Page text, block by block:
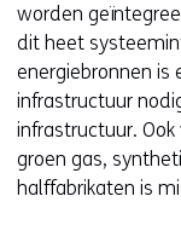
worden
dit heet
energiebronnen is
infrastructuur
infrastructuur.
groen gas,
halffabrikaten is